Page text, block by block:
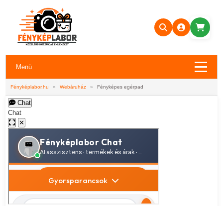
Menü
Fényképlabor.hu » Webáruház » Fényképes egérpad
Chat
Chat
✕